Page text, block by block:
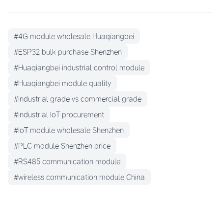
#4G module wholesale Huaqiangbei
#ESP32 bulk purchase Shenzhen
#Huaqiangbei industrial control module
#Huaqiangbei module quality
#industrial grade vs commercial grade
#industrial IoT procurement
#IoT module wholesale Shenzhen
#PLC module Shenzhen price
#RS485 communication module
#wireless communication module China